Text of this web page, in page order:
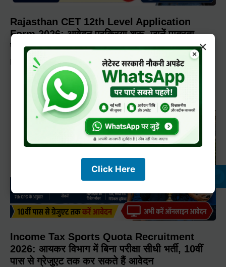
Rajasthan CET 12th Level Application
Form 2026: आवेदन प्रक्रिया शुरू, जानें पात्रता,
फीस, आयु सीमा और परीक्षा की पूरी जानकारी
Priya Choudhary June 24, 2026 3:45 pm
Income Tax Sports Quota Recruitment
2026: आयकर विभाग में बिना परीक्षा सीधी भर्ती, 10वीं
पास से ग्रेजुएट तक कर सकते हैं आवेदन
×
Click Here